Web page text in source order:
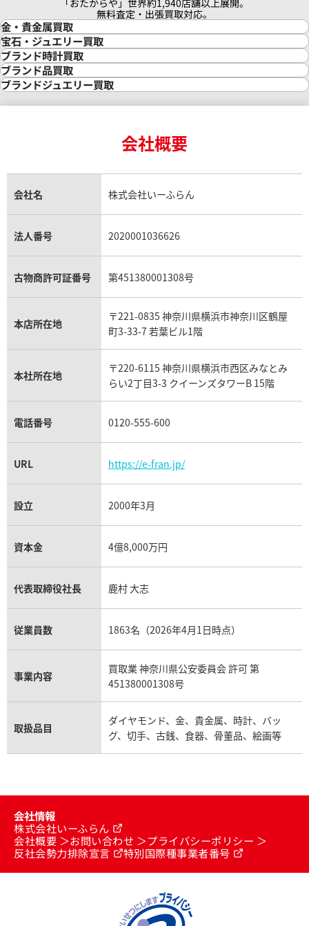
「おたからや」世界約1,940店舗以上展開。
無料査定・出張買取対応。
金・貴金属買取
金買取
金の相場価格情報
金の参考買取価格一覧
インゴット買取
インゴットの相場価格情報
24金買取
金貨買取
貴金属買取
銀・シルバー買取
パラジウム買取
宝石・ジュエリー買取
宝石・ジュエリー買取
ダイヤモンド買取
ダイヤモンド・宝石の参考価格一覧
リング・結婚指輪買取
エメラルド買取
トパーズ買取
タンザナイト買取
キャッツアイ買取
アクアマリン買取
ブランド時計買取
時計買取
ロレックス買取
ロレックス デイトナ買取
ロレックス サブマリーナー買取
ロレックス エクスプローラー買取
ロレックス デイトジャスト買取
パテック フィリップノーチラス買取
ヴァシュロン・コンスタンタン買取
オメガ買取
カルティエ買取
フランク ミュラー買取
リシャール・ミル買取
パネライ買取
チューダー（チュードル）買取
ブランド品買取
ブランド買取
シャネル マトラッセ買取
セリーヌ買取
プラダ買取
ブランドジュエリー買取
ヴァンクリーフ＆アーペル買取
ショーメ買取
ダミアーニ買取
モーブッサン買取
会社概要
会社名 株式会社いーふらん
法人番号 2020001036626
古物商許可証番号 第451380001308号
本店所在地
〒221-0835 神奈川県横浜市神奈川区鶴屋
町3-33-7 若葉ビル1階
本社所在地
〒220-6115 神奈川県横浜市西区みなとみ
らい2丁目3-3 クイーンズタワーB 15階
電話番号 0120-555-600
URL https://e-fran.jp/
設立 2000年3月
資本金 4億8,000万円
代表取締役社長 鹿村 大志
従業員数 1863名（2026年4月1日時点）
事業内容
買取業 神奈川県公安委員会 許可 第
451380001308号
取扱品目
ダイヤモンド、金、貴金属、時計、バッ
グ、切手、古銭、食器、骨董品、絵画等
会社情報
株式会社いーふらん
会社概要
お問い合わせ
プライバシーポリシー
反社会勢力排除宣言
特別国際種事業者番号